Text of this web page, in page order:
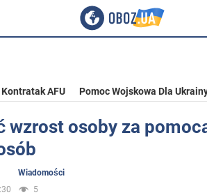
Kontratak AFU Pomoc Wojskowa Dla
wzrost osoby za
Wiadomości
5